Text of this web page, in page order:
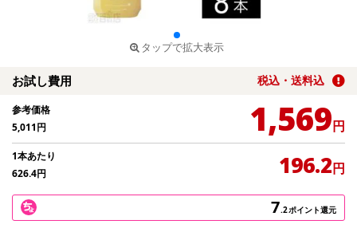
タップで拡大表示
お試し費用 税込・送料込
参考価格
5,011円 1,569円
1本あたり
626.4円 196.2円
7.2ポイント還元